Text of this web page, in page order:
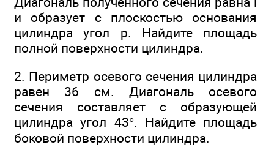
и образует с плоскостью основания
цилиндра угол р. Найдите площадь
полной поверхности цилиндра.
2. Периметр осевого сечения цилиндра
равен 36 см. Диагональ осевого
сечения составляет с образующей
цилиндра угол 43°. Найдите площадь
боковой поверхности цилиндра.